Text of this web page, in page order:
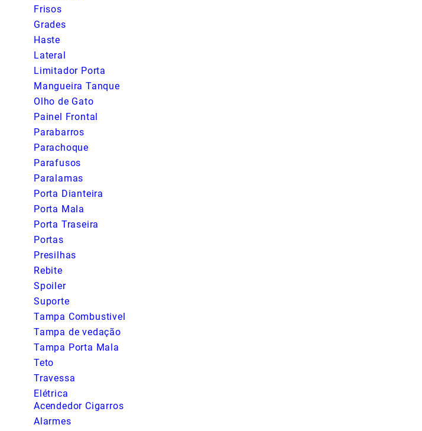
Frisos
Grades
Haste
Lateral
Limitador Porta
Mangueira Tanque
Olho de Gato
Painel Frontal
Parabarros
Parachoque
Parafusos
Paralamas
Porta Dianteira
Porta Mala
Porta Traseira
Portas
Presilhas
Rebite
Spoiler
Suporte
Tampa Combustivel
Tampa de vedação
Tampa Porta Mala
Teto
Travessa
Elétrica
Acendedor Cigarros
Alarmes